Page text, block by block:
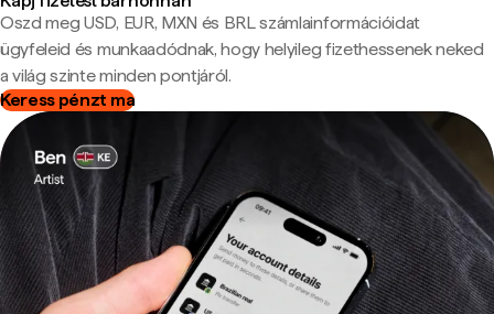
Oszd meg USD, EUR, MXN és BRL számlainformációidat
ügyfeleid és munkaadódnak, hogy helyileg fizethessenek neked
a világ szinte minden pontjáról.
Keress pénzt ma